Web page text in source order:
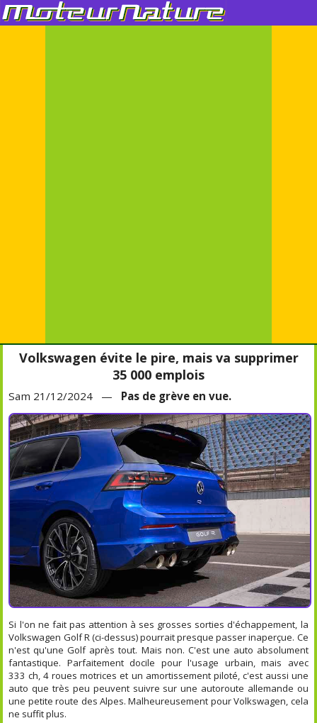
Volkswagen évite le pire, mais va supprimer
35 000 emplois
Sam 21/12/2024 — Pas de grève en vue.
Si l'on ne fait pas attention à ses grosses sorties d'échappement, la
Volkswagen Golf R (ci-dessus) pourrait presque passer inaperçue. Ce
n'est qu'une Golf après tout. Mais non. C'est une auto absolument
fantastique. Parfaitement docile pour l'usage urbain, mais avec
333 ch, 4 roues motrices et un amortissement piloté, c'est aussi une
auto que très peu peuvent suivre sur une autoroute allemande ou
une petite route des Alpes. Malheureusement pour Volkswagen, cela
ne suffit plus.